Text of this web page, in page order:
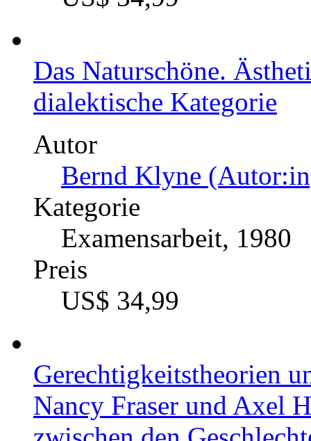
Feindschaft
Autor
Käthe März (Autor:in)
Kategorie
Masterarbeit, 2018
Preis
US$ 34,99
Das Naturschöne.
dialektische Kategorie